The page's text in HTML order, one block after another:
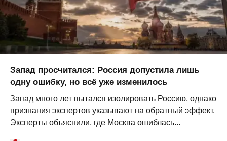
Запад просчитался: Россия допустила лишь
одну ошибку, но всё уже изменилось
Запад много лет пытался изолировать Россию, однако
признания экспертов указывают на обратный эффект.
Эксперты объяснили, где Москва ошиблась...